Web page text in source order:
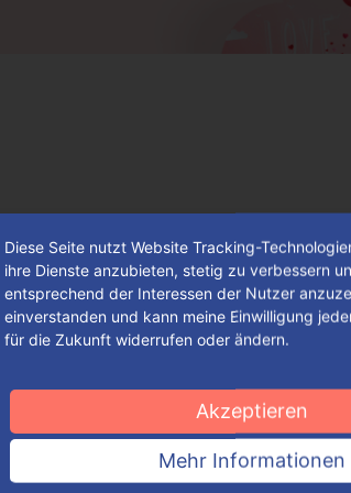
Verpackung – einfach,
komfortabel
So groß die Auswahl an ansprechenden
Diese Seite nutzt Website Tracking-
ihre Dienste anzubieten, stetig zu verbessern
entsprechend der Interessen der Nutzer
einverstanden und kann meine Einwilligung
für die Zukunft widerrufen oder ändern.
Akzeptieren
Mehr Informationen